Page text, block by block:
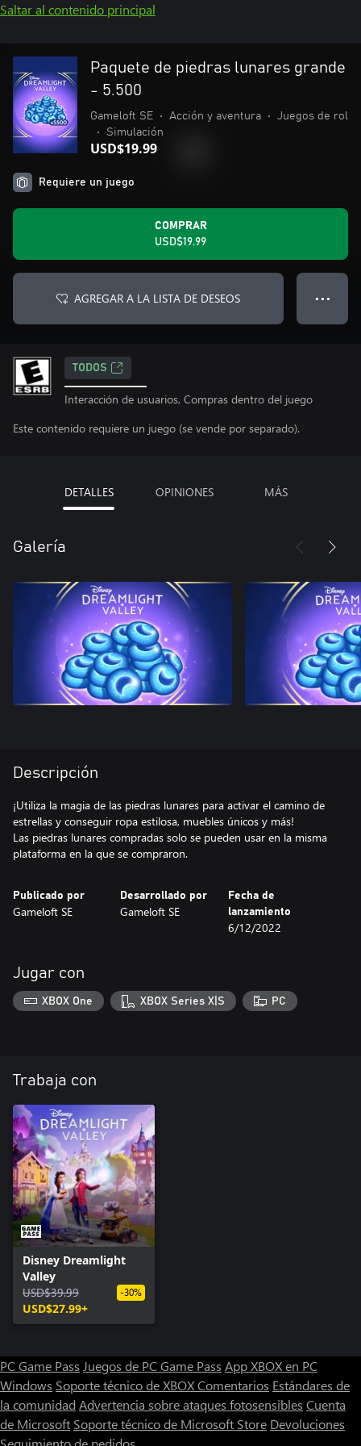
Saltar al contenido principal
Paquete de piedras lunares grande
- 5.500
Gameloft SE • Acción y aventura •
Juegos de rol
•
Simulación
USD$19.99
Requiere un juego
COMPRAR
USD$19.99
AGREGAR A LA LISTA DE DESEOS ● ● ●
TODOS
Interacción de usuarios, Compras dentro del juego
Este contenido requiere un juego (se vende por separado).
DETALLES OPINIONES MÁS
Galería
Descripción
¡Utiliza la magia de las piedras lunares para activar el camino de
estrellas y conseguir ropa estilosa, muebles únicos y más!
Las piedras lunares compradas solo se pueden usar en la misma
Publicado por
Gameloft SE
Desarrollado por
Gameloft SE
Fecha de
lanzamiento
6/12/2022
Jugar con
XBOX One XBOX Series X|S PC
Trabaja con
Disney Dreamlight
Valley
USD$39.99
USD$27.99+
-30%
PC Game Pass Juegos de PC Game Pass App XBOX en PC
Windows Soporte técnico de XBOXComentarios Estándares de
la comunidad Advertencia sobre ataques fotosensibles Cuenta
de Microsoft Soporte técnico de Microsoft Store Devoluciones